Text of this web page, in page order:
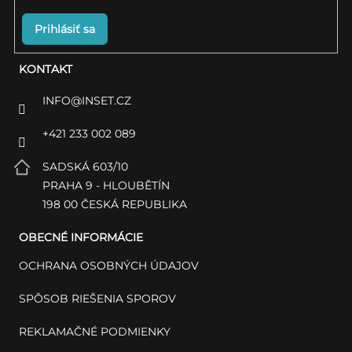
KONTAKT
INFO@INSET.CZ
+421 233 002 089
SADSKÁ 603/10
PRAHA 9 - HLOUBĚTÍN
198 00 ČESKÁ REPUBLIKA
OBECNÉ INFORMÁCIE
OCHRANA OSOBNÝCH ÚDAJOV
SPÔSOB RIEŠENIA SPOROV
REKLAMAČNÉ PODMIENKY
Prihlásiť sa